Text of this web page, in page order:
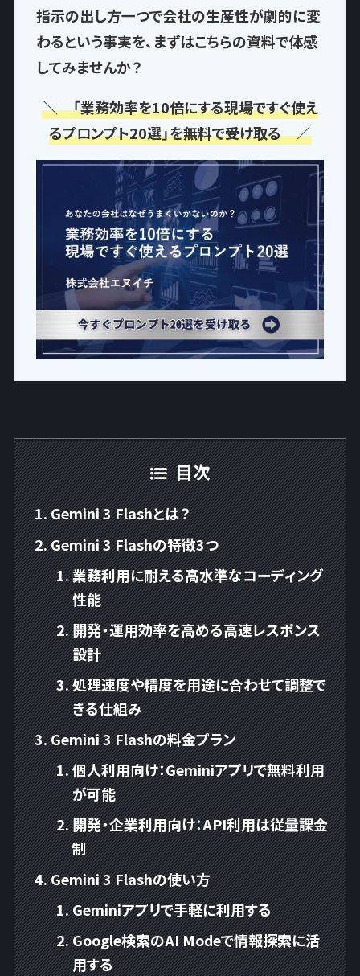
指示の出し方一つで会社の生産性が劇的に変
わるという事実を、まずはこちらの資料で体感
してみませんか？
＼ 「業務効率を10倍にする現場ですぐ使え
るプロンプト20選」を無料で受け取る ／
目次
Gemini 3 Flashとは？
Gemini 3 Flashの特徴3つ
業務利用に耐える高水準なコーディング
性能
開発・運用効率を高める高速レスポンス
設計
処理速度や精度を用途に合わせて調整で
きる仕組み
Gemini 3 Flashの料金プラン
個人利用向け：Geminiアプリで無料利用
が可能
開発・企業利用向け：API利用は従量課金
制
Gemini 3 Flashの使い方
Geminiアプリで手軽に利用する
Google検索のAI Modeで情報探索に活
用する